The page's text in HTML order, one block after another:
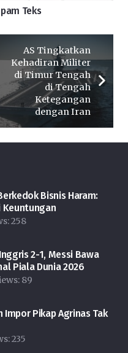
Teks
AS Tingkatkan
Kehadiran Militer
di Timur Tengah
di Tengah
Ketegangan
dengan Iran
Bisnis Haram:
Keuntungan
258
2-1, Messi Bawa
Piala Dunia 2026
89
Impor Pikap Agrinas Tak
235